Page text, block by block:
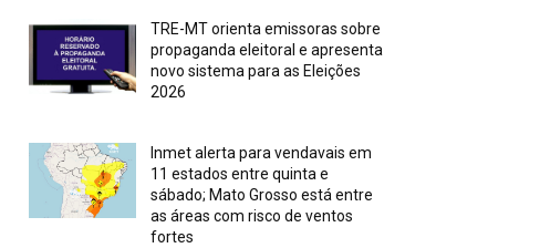
TRE-MT orienta emissoras sobre
propaganda eleitoral e apresenta
novo sistema para as Eleições
2026
Inmet alerta para vendavais em
11 estados entre quinta e
sábado; Mato Grosso está entre
as áreas com risco de ventos
fortes